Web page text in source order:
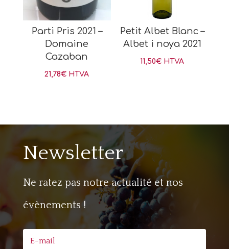
Parti Pris 2021 –
Domaine
Cazaban
21,78€ HTVA
Petit Albet Blanc –
Albet i noya 2021
11,50€ HTVA
Newsletter
Ne ratez pas notre actualité et nos
évènements !